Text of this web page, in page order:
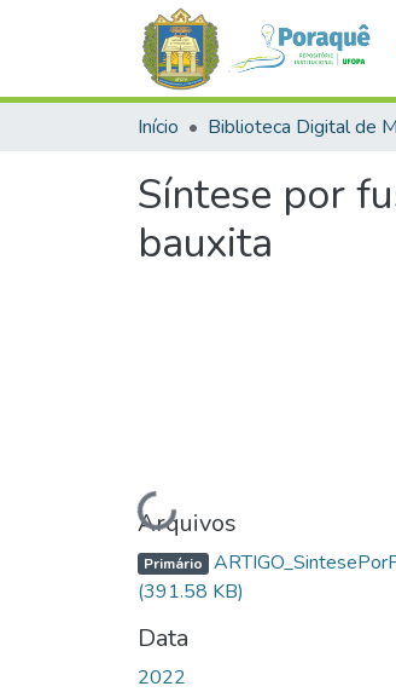
Início
Síntese por
bauxita
Carregando...
Arquivos
Primário
(391.58 KB)
Data
2022